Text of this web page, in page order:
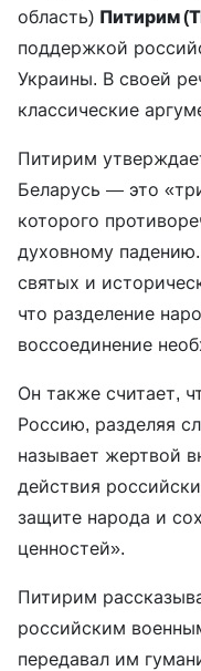
область) Питирим
поддержкой
Украины. В своей
классические
Питирим
Беларусь — это
которого
духовному
святых и
что разделение
воссоединение
Он также считает,
Россию, разделяя
называет жертвой
действия
защите народа и
ценностей».
Питирим
российским
передавал им